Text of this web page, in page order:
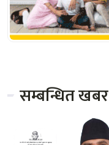
सम्बन्धित खबर